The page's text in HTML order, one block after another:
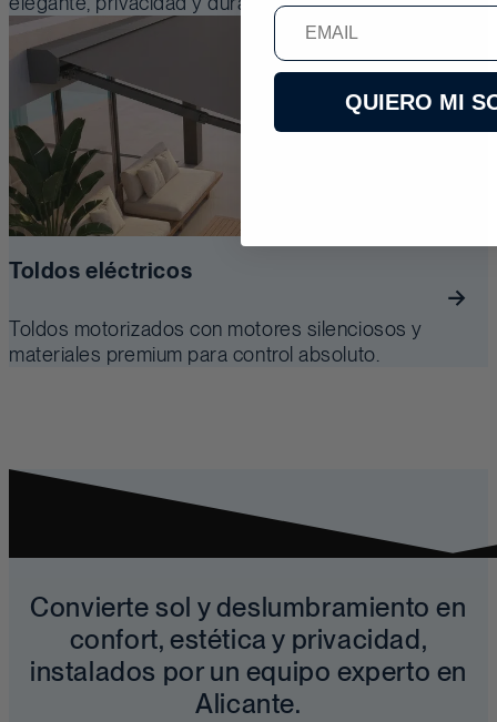
Toldos eléctricos
Toldos motorizados con motores silenciosos y
materiales premium para control absoluto.
Convierte sol y deslumbramiento en
confort, estética y privacidad,
instalados por un equipo experto en
Alicante.
Email
QUIERO MI